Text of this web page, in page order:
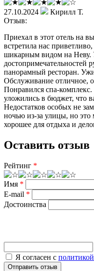
27.10.2024
Кирилл Т.
Отзыв:
Приехал в этот отель на
встретила нас
шикарным видом на Неву.
достопримечательностей
панорамный ресторан.
Обслуживание отличное,
Понравился спа-
уложились в бюджет, что
Недостатков особых не
ночью из-за улицы, но
хорошее для отдыха и
Оставить отзыв
Рейтинг *
Имя *
E-mail *
Достоинства
Я согласен с
Отправить отзыв